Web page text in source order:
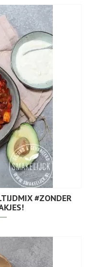
#ZONDER